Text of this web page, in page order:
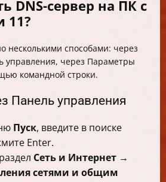
DNS-сервер на ПК с
11?
несколькими способами: через
управления, через Параметры
командной строки.
Панель управления
Пуск, введите в поиске
Enter.
Сеть и Интернет →
сетями и общим